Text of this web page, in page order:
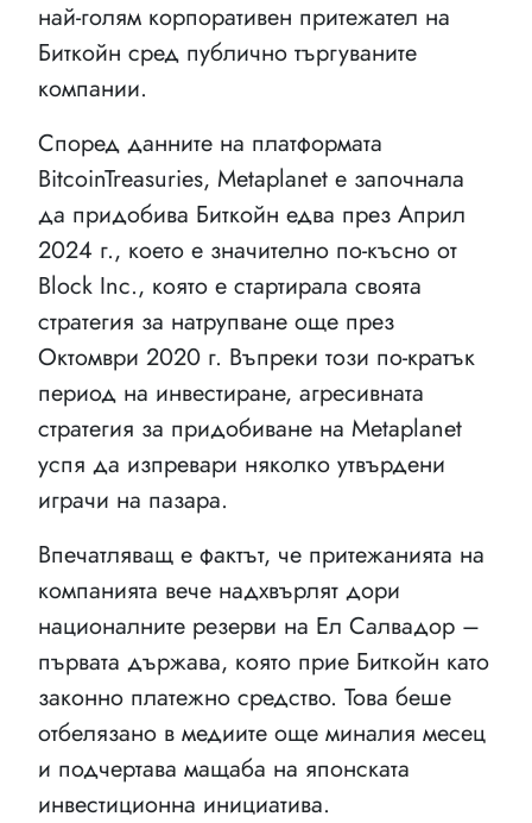
най-голям корпоративен притежател на
Биткойн сред публично търгуваните
компании.
Според данните на платформата
BitcoinTreasuries, Metaplanet е започнала
да придобива Биткойн едва през Април
2024 г., което е значително по-късно от
Block Inc., която е стартирала своята
стратегия за натрупване още през
Октомври 2020 г. Въпреки този по-кратък
период на инвестиране, агресивната
стратегия за придобиване на Metaplanet
успя да изпревари няколко утвърдени
играчи на пазара.
Впечатляващ е фактът, че притежанията на
компанията вече надхвърлят дори
националните резерви на Ел Салвадор –
първата държава, която прие Биткойн като
законно платежно средство. Това беше
отбелязано в медиите още миналия месец
и подчертава мащаба на японската
инвестиционна инициатива.